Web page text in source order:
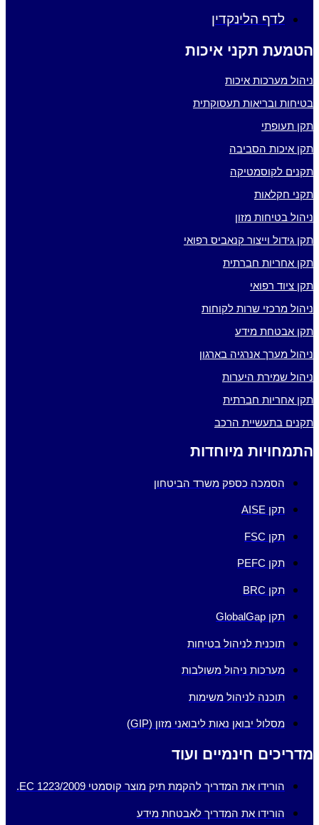
לדף הלינקדין
הטמעת תקני איכות
ניהול מערכות איכות
בטיחות ובריאות תעסוקתית
תקן תעופתי
תקן איכות הסביבה
תקנים לקוסמטיקה
תקני חקלאות
ניהול בטיחות מזון
תקן גידול וייצור קנאביס רפואי
תקן אחריות חברתית
תקן ציוד רפואי
ניהול מרכזי שרות לקוחות
תקן אבטחת מידע
ניהול מערך אנרגיה בארגון
ניהול שמירת היערות
תקן אחריות חברתית
תקנים בתעשיית הרכב
התמחויות מיוחדות
הסמכה כספק משרד הביטחון
תקן AISE
תקן FSC
תקן PEFC
תקן BRC
תקן GlobalGap
תוכנית לניהול בטיחות
מערכות ניהול משולבות
תוכנה לניהול משימות
מסלול יבואן נאות ליבואני מזון (GIP)
מדריכים חינמיים ועוד
הורידו את המדריך להקמת תיק מוצר קוסמטי EC 1223/2009.
הורידו את המדריך לאבטחת מידע